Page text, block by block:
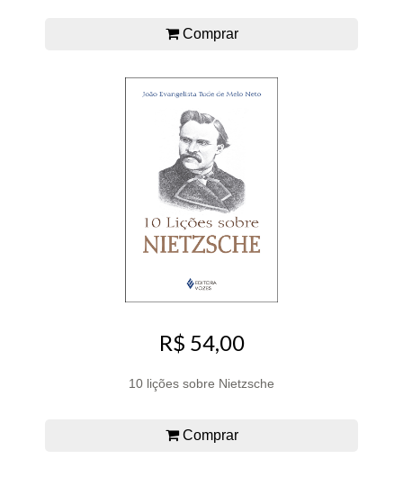
Comprar
R$ 54,00
10 lições sobre Nietzsche
Comprar